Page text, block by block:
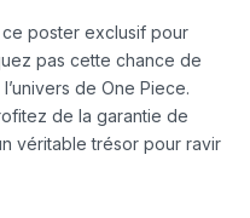
ce poster exclusif pour
pas cette chance de
de One Piece.
de la garantie de
véritable trésor pour ravir